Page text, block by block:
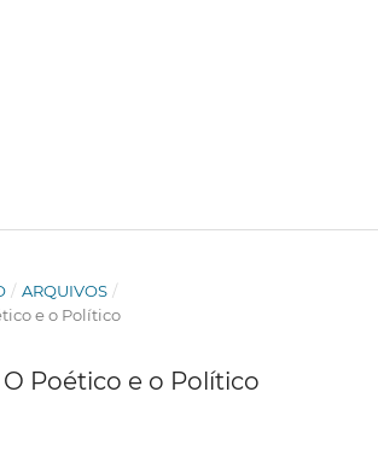
/ ARQUIVOS /
e o Político
O Poético e o Político